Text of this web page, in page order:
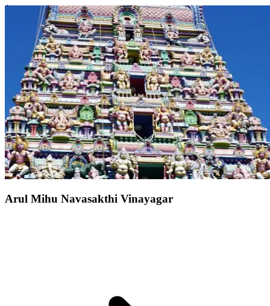
À 40km de bateau de votre Resort Club Med Seychelles,
Anse Lazio
À 40km de bateau de votreResort Club Med Seychelles, la plage
d’Anse Lazio, au nord de l’île de Praslin, est un décor de carte
postale. En arrière-plan,profitez des palmiers géants dont
l’ombre apporte une fraîcheur bienvenue.La plage est faite d’
sable d’une blancheur éclatante, sur lequel contraste le rosé des
rochers de granit. Les eaux turquoise, tièdes, sontun appel à la
baignade et à la détente.À l’heure du déjeuner, des stands de
restauration vous redonnent les forces nécessaires pour votre activité
de l’après-midi : la sieste…
Arul Mihu Navasakthi Vinayagar